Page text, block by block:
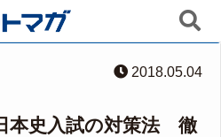
2018.05.04
本史入試の対策法 徹